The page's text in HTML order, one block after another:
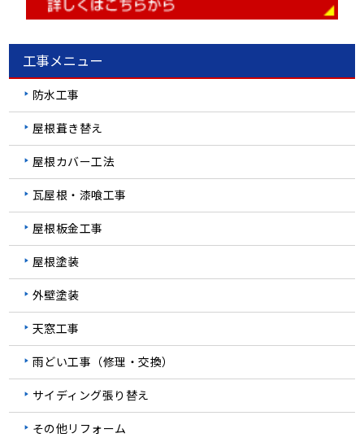
工事メニュー
防水工事
屋根葺き替え
屋根カバー工法
瓦屋根・漆喰工事
屋根板金工事
屋根塗装
外壁塗装
天窓工事
雨どい工事（修理・交換）
サイディング張り替え
その他リフォーム